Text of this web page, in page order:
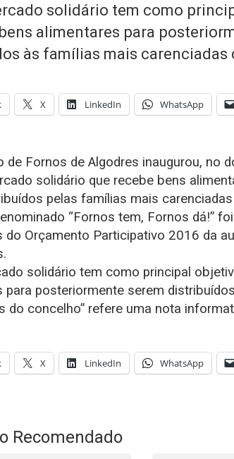
solidário tem como
alimentares para
às famílias mais carenciadas
X LinkedIn WhatsApp
de Fornos de Algodres inaugurou, no
solidário que recebe bens
pelas famílias mais
“Fornos tem, Fornos dá!”
do Orçamento Participativo 2016 da
solidário tem como principal
para posteriormente serem
do concelho” refere uma nota
X LinkedIn WhatsApp
Recomendado